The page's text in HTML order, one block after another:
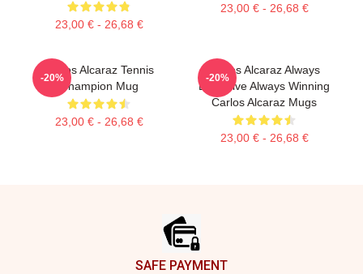
23,00 € - 26,68 €
23,00 € - 26,68 €
Carlos Alcaraz Tennis
Champion Mug
23,00 € - 26,68 €
-20%
Carlos Alcaraz Always
Explosive Always Winning
Carlos Alcaraz Mugs
23,00 € - 26,68 €
-20%
SAFE PAYMENT